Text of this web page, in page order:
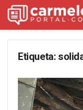
Etiqueta: